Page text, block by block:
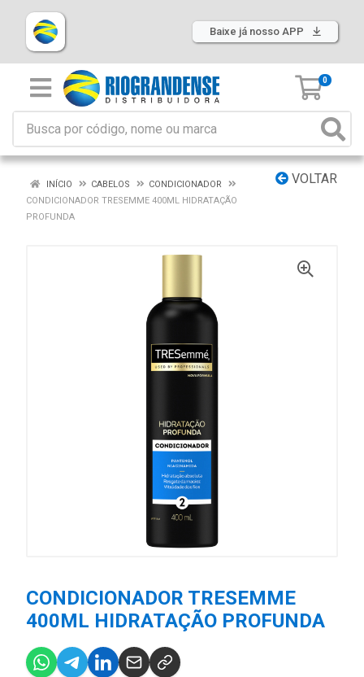
Baixe já nosso APP
0
VOLTAR
INÍCIO CABELOS
CONDICIONADOR
CONDICIONADOR TRESEMME 400ML HIDRATAÇÃO
PROFUNDA
CONDICIONADOR TRESEMME
400ML HIDRATAÇÃO PROFUNDA